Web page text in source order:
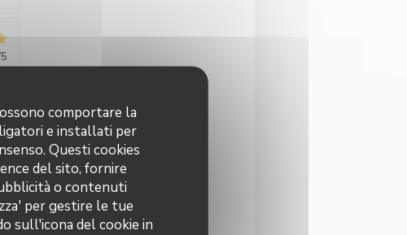
comportare la
e installati per
Questi cookies
del sito, fornire
o contenuti
per gestire le tue
sull'icona del cookie in
/5